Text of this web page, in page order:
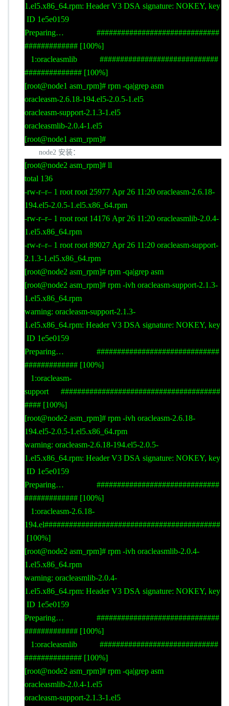
1.el5.x86_64.rpm: Header V3 DSA signature: NOKEY, key
ID 1e5e0159
Preparing… ##############################
############# [100%]
1:oracleasmlib #############################
############## [100%]
[root@node1 asm_rpm]# rpm -qa|grep asm
oracleasm-2.6.18-194.el5-2.0.5-1.el5
oracleasm-support-2.1.3-1.el5
oracleasmlib-2.0.4-1.el5
[root@node1 asm_rpm]#
node2 安装：
[root@node2 asm_rpm]# ll
total 136
-rw-r–r– 1 root root 25977 Apr 26 11:20 oracleasm-2.6.18-
194.el5-2.0.5-1.el5.x86_64.rpm
-rw-r–r– 1 root root 14176 Apr 26 11:20 oracleasmlib-2.0.4-
1.el5.x86_64.rpm
-rw-r–r– 1 root root 89027 Apr 26 11:20 oracleasm-support-
2.1.3-1.el5.x86_64.rpm
[root@node2 asm_rpm]# rpm -qa|grep asm
[root@node2 asm_rpm]# rpm -ivh oracleasm-support-2.1.3-
1.el5.x86_64.rpm
warning: oracleasm-support-2.1.3-
1.el5.x86_64.rpm: Header V3 DSA signature: NOKEY, key
ID 1e5e0159
Preparing… ##############################
############# [100%]
1:oracleasm-
support #######################################
#### [100%]
[root@node2 asm_rpm]# rpm -ivh oracleasm-2.6.18-
194.el5-2.0.5-1.el5.x86_64.rpm
warning: oracleasm-2.6.18-194.el5-2.0.5-
1.el5.x86_64.rpm: Header V3 DSA signature: NOKEY, key
ID 1e5e0159
Preparing… ##############################
############# [100%]
1:oracleasm-2.6.18-
194.el###########################################
[100%]
[root@node2 asm_rpm]# rpm -ivh oracleasmlib-2.0.4-
1.el5.x86_64.rpm
warning: oracleasmlib-2.0.4-
1.el5.x86_64.rpm: Header V3 DSA signature: NOKEY, key
ID 1e5e0159
Preparing… ##############################
############# [100%]
1:oracleasmlib #############################
############## [100%]
[root@node2 asm_rpm]# rpm -qa|grep asm
oracleasmlib-2.0.4-1.el5
oracleasm-support-2.1.3-1.el5